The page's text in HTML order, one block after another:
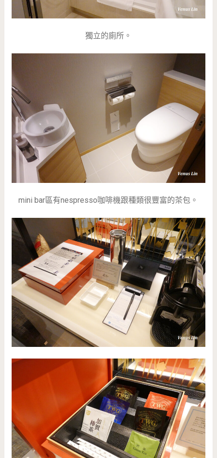
獨立的廁所。
mini bar區有nespresso咖啡機跟種類很豐富的茶包。